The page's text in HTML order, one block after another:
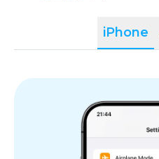
레위니옹
루마니아
iPhone